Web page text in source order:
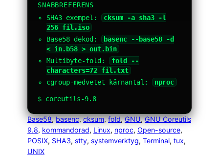
SNABBREFERENS
SHA3 exempel:
cksum -a sha3 -l
256 fil.iso
Base58 dekod:
basenc --base58 -d
< in.b58 > out.bin
Multibyte-fold:
fold --
characters=72 fil.txt
cgroup-medvetet kärnantal:
nproc
$ coreutils-9.8
Base58, basenc, cksum, fold, GNU, GNU Coreutils
9.8, kommandorad, Linux, nproc, Open-source
POSIX, SHA3, stty, systemverktyg, Terminal, tux
UNIX